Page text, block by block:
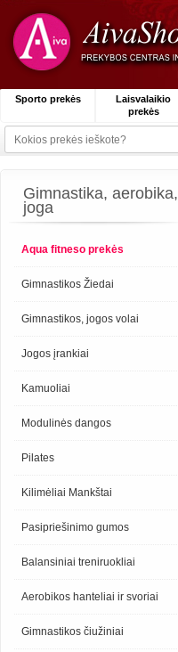
Sporto prekės
Laisvalaikio
prekės
Gimnastika, aerobika,
joga
Aqua fitneso prekės
Gimnastikos Žiedai
Gimnastikos, jogos volai
Jogos įrankiai
Kamuoliai
Modulinės dangos
Pilates
Kilimėliai Mankštai
Pasipriešinimo gumos
Balansiniai treniruokliai
Aerobikos hanteliai ir svoriai
Gimnastikos čiužiniai